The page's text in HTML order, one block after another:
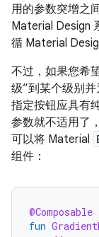
用的参数突增之
Material Design
循 Material
不过，如果您希
级”到某个级别
指定按钮应具有
参数就不适用了
可以将 Material
组件：
@Composable
fun